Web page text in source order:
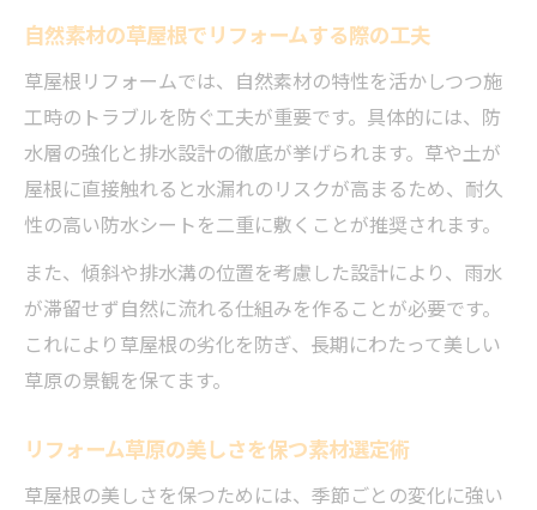
自然素材の草屋根でリフォームする際の工夫
草屋根リフォームでは、自然素材の特性を活かしつつ施
工時のトラブルを防ぐ工夫が重要です。具体的には、防
水層の強化と排水設計の徹底が挙げられます。草や土が
屋根に直接触れると水漏れのリスクが高まるため、耐久
性の高い防水シートを二重に敷くことが推奨されます。
また、傾斜や排水溝の位置を考慮した設計により、雨水
が滞留せず自然に流れる仕組みを作ることが必要です。
これにより草屋根の劣化を防ぎ、長期にわたって美しい
草原の景観を保てます。
リフォーム草原の美しさを保つ素材選定術
草屋根の美しさを保つためには、季節ごとの変化に強い